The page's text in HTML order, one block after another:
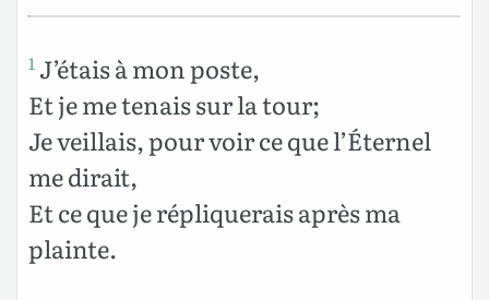
1 J’étais à mon poste,
Et je me tenais sur la tour;
Je veillais, pour voir ce que l’Éternel
me dirait,
Et ce que je répliquerais après ma
plainte.